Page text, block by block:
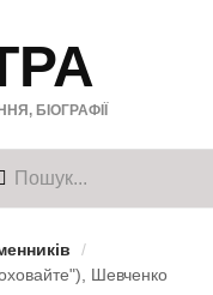
БІОГРАФІЇ
/
Шевченко